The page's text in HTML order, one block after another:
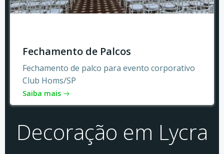
Fechamento de Palcos
Fechamento de palco para evento corporativo
Club Homs/SP
Saiba mais
Decoração em Lycra